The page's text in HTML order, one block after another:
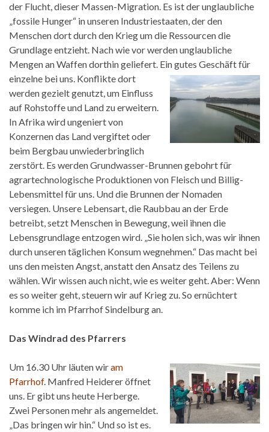
der Flucht, dieser Massen-Migration. Es ist der unglaubliche
„fossile Hunger“ in unseren Industriestaaten, der den
Menschen dort durch den Krieg um die Ressourcen die
Grundlage entzieht. Nach wie vor werden unglaubliche
Mengen an Waffen dorthin geliefert. Ein gutes Geschäft für
einzelne bei uns. Konflikte dort
werden gezielt genutzt, um Einfluss
auf Rohstoffe und Land zu erweitern.
In Afrika wird ungeniert von
Konzernen das Land vergiftet oder
beim Bergbau unwiederbringlich
zerstört. Es werden Grundwasser-Brunnen gebohrt für
agrartechnologische Produktionen von Fleisch und Billig-
Lebensmittel für uns. Und die Brunnen der Nomaden
versiegen. Unsere Lebensart, die Raubbau an der Erde
betreibt, setzt Menschen in Bewegung, weil ihnen die
Lebensgrundlage entzogen wird. „Sie holen sich, was wir ihnen
durch unseren täglichen Konsum wegnehmen.“ Das macht bei
uns den meisten Angst, anstatt den Ansatz des Teilens zu
wählen. Wir wissen auch nicht, wie es weiter geht. Aber: Wenn
es so weiter geht, steuern wir auf Krieg zu. So ernüchtert
komme ich im Pfarrhof Sindelburg an.
Das Windrad des Pfarrers
Um 16.30 Uhr läuten wiram
Pfarrhof. Manfred Heiderer öffnet
uns. Er gibt uns heute Herberge.
Zwei Personen mehr als angemeldet.
„Das bringen wir hin.“ Und so ist es.